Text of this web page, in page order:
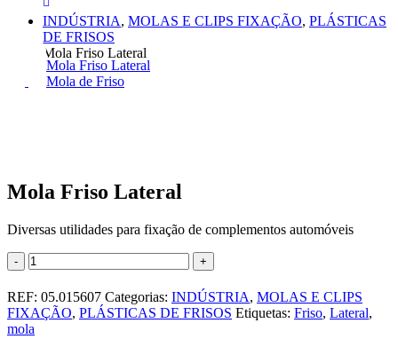
INDÚSTRIA, MOLAS E CLIPS FIXAÇÃO, PLÁSTICAS
DE FRISOS
Mola Friso Lateral
Mola Friso Lateral
Mola de Friso
Mola Friso Lateral
Diversas utilidades para fixação de complementos automóveis
- +
REF: 05.015607 Categorias: INDÚSTRIA, MOLAS E CLIPS
FIXAÇÃO, PLÁSTICAS DE FRISOS Etiquetas: Friso, Lateral,
mola